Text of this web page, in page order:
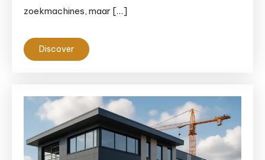
zoekmachines, maar […]
Discover